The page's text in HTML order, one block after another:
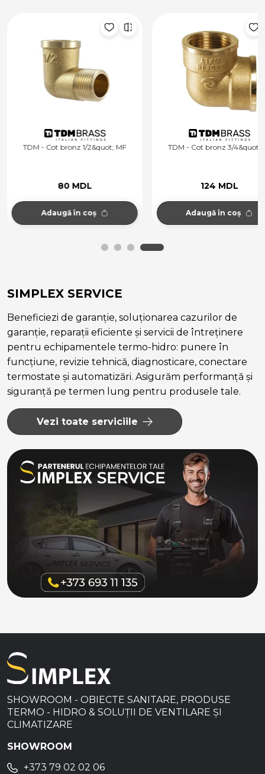
TDM - Cot bronz 1/2&quot; MF
80 MDL
Adaugă în coș
TDM - Cot bronz 3/4&quot;
124 MDL
Adaugă în coș
SIMPLEX SERVICE
Beneficiezi de garanție, soluționarea cazurilor de
garanție, reparații eficiente și servicii de întreținere
pentru echipamentele termo-hidro: punere în
funcțiune, revizie tehnică, diagnosticare, conectare
termostate și automatizări. Asigurăm performanță și
siguranță pe termen lung pentru produsele tale.
Vezi toate serviciile
SHOWROOM - OBIECTE SANITARE, PRODUSE
TERMO - HIDRO & SOLUȚII DE VENTILARE ȘI
CLIMATIZARE
SHOWROOM
+373 79 02 02 06